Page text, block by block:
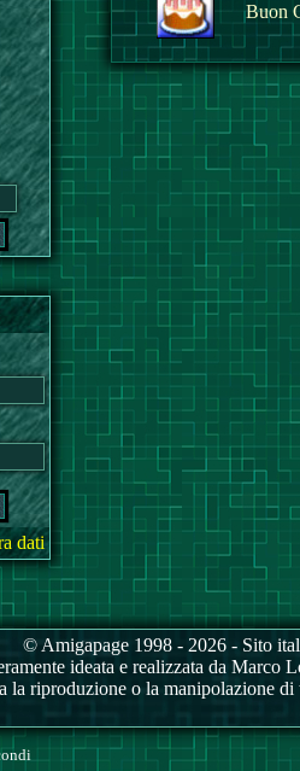
dati
Buon
© Amigapage 1998 - 2026 - Sito
ideata e realizzata da
la riproduzione o la manipolazione